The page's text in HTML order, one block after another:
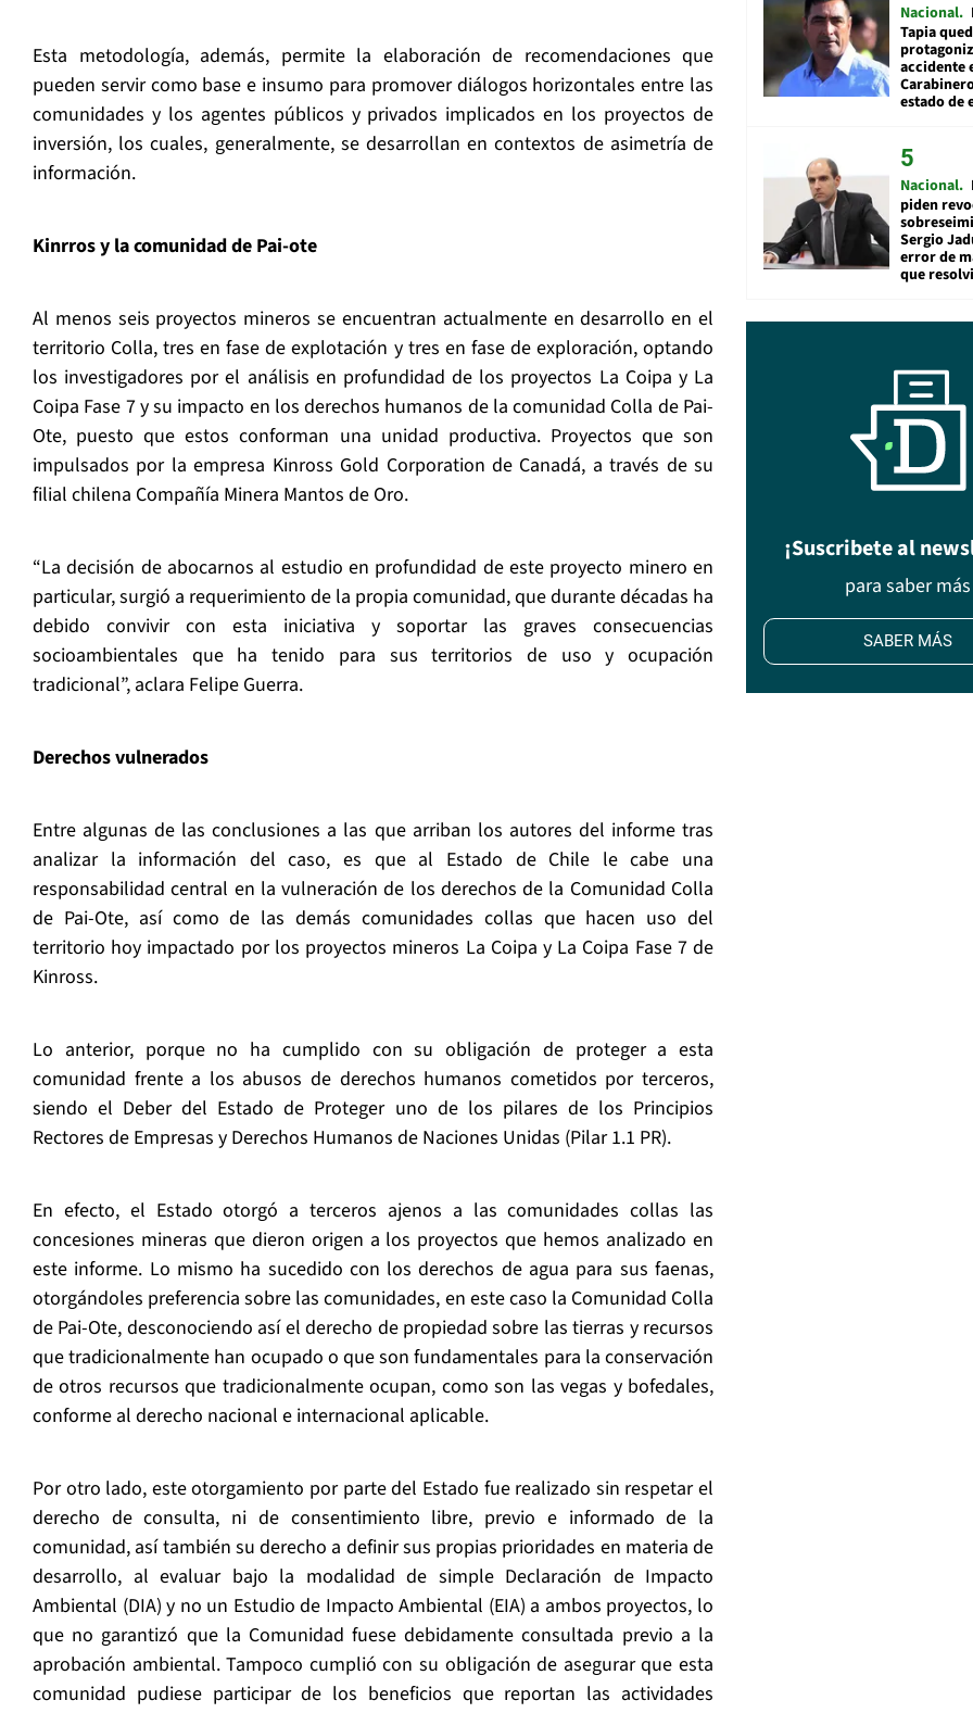
Esta metodología, además, permite la elaboración de recomendaciones que
pueden servir como base e insumo para promover diálogos horizontales entre las
comunidades y los agentes públicos y privados implicados en los proyectos de
inversión, los cuales, generalmente, se desarrollan en contextos de asimetría de
información.
Kinrros y la comunidad de Pai-ote
Al menos seis proyectos mineros se encuentran actualmente en desarrollo en el
territorio Colla, tres en fase de explotación y tres en fase de exploración, optando
los investigadores por el análisis en profundidad de los proyectos La Coipa y La
Coipa Fase 7 y su impacto en los derechos humanos de la comunidad Colla de Pai-
Ote, puesto que estos conforman una unidad productiva. Proyectos que son
impulsados por la empresa Kinross Gold Corporation de Canadá, a través de su
filial chilena Compañía Minera Mantos de Oro.
“La decisión de abocarnos al estudio en profundidad de este proyecto minero en
particular, surgió a requerimiento de la propia comunidad, que durante décadas ha
debido convivir con esta iniciativa y soportar las graves consecuencias
socioambientales que ha tenido para sus territorios de uso y ocupación
tradicional”, aclara Felipe Guerra.
Derechos vulnerados
Entre algunas de las conclusiones a las que arriban los autores del informe tras
analizar la información del caso, es que al Estado de Chile le cabe una
responsabilidad central en la vulneración de los derechos de la Comunidad Colla
de Pai-Ote, así como de las demás comunidades collas que hacen uso del
territorio hoy impactado por los proyectos mineros La Coipa y La Coipa Fase 7 de
Kinross.
Lo anterior, porque no ha cumplido con su obligación de proteger a esta
comunidad frente a los abusos de derechos humanos cometidos por terceros,
siendo el Deber del Estado de Proteger uno de los pilares de los Principios
Rectores de Empresas y Derechos Humanos de Naciones Unidas (Pilar 1.1 PR).
En efecto, el Estado otorgó a terceros ajenos a las comunidades collas las
concesiones mineras que dieron origen a los proyectos que hemos analizado en
este informe. Lo mismo ha sucedido con los derechos de agua para sus faenas,
otorgándoles preferencia sobre las comunidades, en este caso la Comunidad Colla
de Pai-Ote, desconociendo así el derecho de propiedad sobre las tierras y recursos
que tradicionalmente han ocupado o que son fundamentales para la conservación
de otros recursos que tradicionalmente ocupan, como son las vegas y bofedales,
conforme al derecho nacional e internacional aplicable.
Por otro lado, este otorgamiento por parte del Estado fue realizado sin respetar el
derecho de consulta, ni de consentimiento libre, previo e informado de la
comunidad, así también su derecho a definir sus propias prioridades en materia de
desarrollo, al evaluar bajo la modalidad de simple Declaración de Impacto
Ambiental (DIA) y no un Estudio de Impacto Ambiental (EIA) a ambos proyectos, lo
que no garantizó que la Comunidad fuese debidamente consultada previo a la
aprobación ambiental. Tampoco cumplió con su obligación de asegurar que esta
comunidad pudiese participar de los beneficios que reportan las actividades
Nacional
Tapia
accidente
estado de
Nacional
piden
Sergio
error de
que
¡Suscribete al
para saber más
SABER MÁS